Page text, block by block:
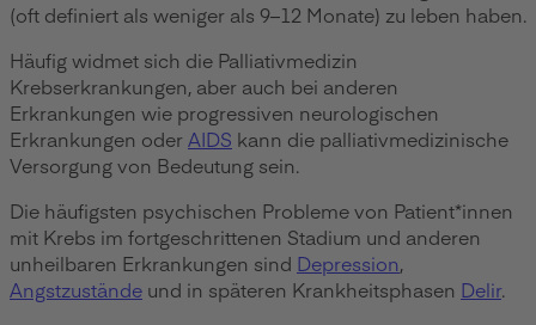
(oft definiert als weniger als 9–12 Monate) zu leben haben.
Häufig widmet sich die Palliativmedizin
Krebserkrankungen, aber auch bei anderen
Erkrankungen wie progressiven neurologischen
Erkrankungen oderAIDS kann die palliativmedizinische
Versorgung von Bedeutung sein.
Die häufigsten psychischen Probleme von Patient*innen
mit Krebs im fortgeschrittenen Stadium und anderen
unheilbaren Erkrankungen sind Depression,
Angstzustände und in späteren Krankheitsphasen Delir.